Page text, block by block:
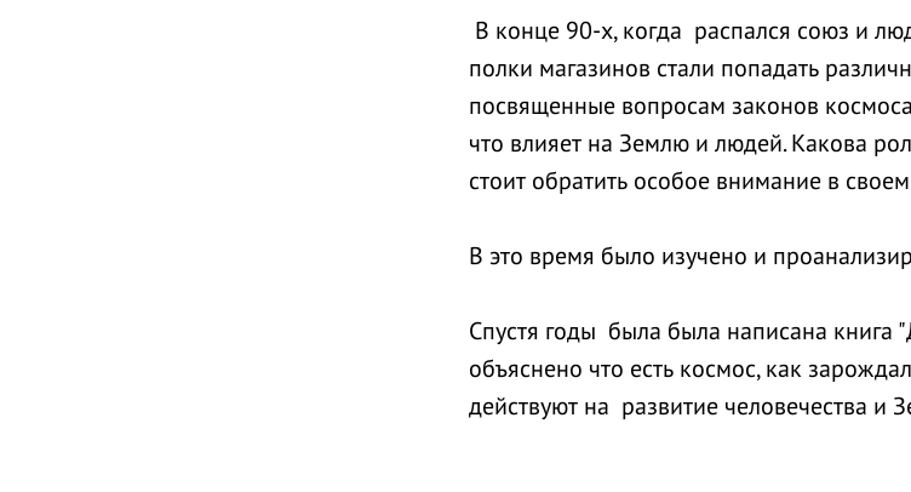
В конце 90-х, когда распался союз и
полки магазинов стали попадать
посвященные вопросам законов
что влияет на Землю и людей. Какова
стоит обратить особое внимание в
В это время было изучено и
Спустя годы была была написана книга
объяснено что есть космос, как
действуют на развитие человечества и